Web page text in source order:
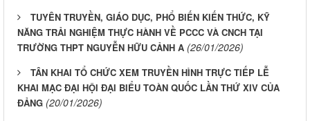
TUYÊN TRUYỀN, GIÁO DỤC, PHỔ BIẾN KIẾN THỨC, KỸ
NĂNG TRẢI NGHIỆM THỰC HÀNH VỀ PCCC VÀ CNCH TẠI
TRƯỜNG THPT NGUYỄN HỮU CẢNH A (26/01/2026)
TÂN KHAI TỔ CHỨC XEM TRUYỀN HÌNH TRỰC TIẾP LỄ
KHAI MẠC ĐẠI HỘI ĐẠI BIỂU TOÀN QUỐC LẦN THỨ XIV CỦA
ĐẢNG (20/01/2026)